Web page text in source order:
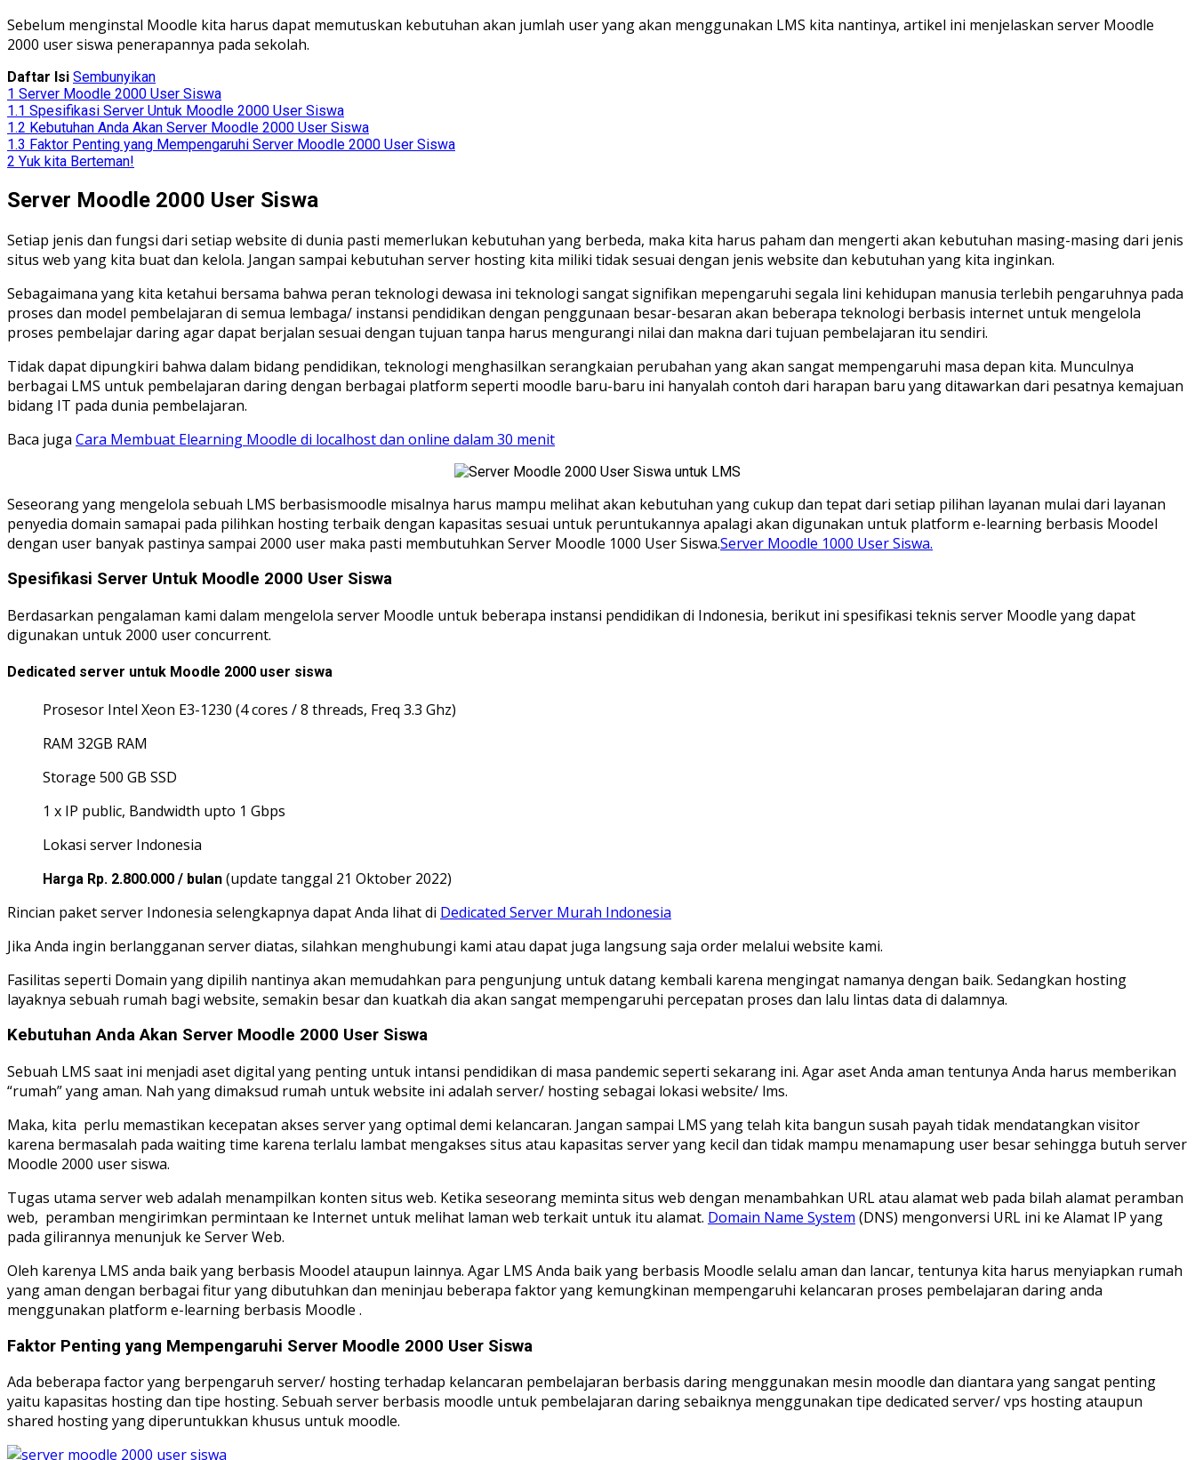
Sebelum menginstal Moodle kita harus dapat memutuskan kebutuhan akan jumlah user yang akan menggunakan LMS kita nantinya, artikel ini menjelaskan server Moodle
2000 user siswa penerapannya pada sekolah.
Daftar Isi Sembunyikan
1 Server Moodle 2000 User Siswa
1.1 Spesifikasi Server Untuk Moodle 2000 User Siswa
1.2 Kebutuhan Anda Akan Server Moodle 2000 User Siswa
1.3 Faktor Penting yang Mempengaruhi Server Moodle 2000 User Siswa
2 Yuk kita Berteman!
Server Moodle 2000 User Siswa
Setiap jenis dan fungsi dari setiap website di dunia pasti memerlukan kebutuhan yang berbeda, maka kita harus paham dan mengerti akan kebutuhan masing-masing dari jenis
situs web yang kita buat dan kelola. Jangan sampai kebutuhan server hosting kita miliki tidak sesuai dengan jenis website dan kebutuhan yang kita inginkan.
Sebagaimana yang kita ketahui bersama bahwa peran teknologi dewasa ini teknologi sangat signifikan mepengaruhi segala lini kehidupan manusia terlebih pengaruhnya pada
proses dan model pembelajaran di semua lembaga/ instansi pendidikan dengan penggunaan besar-besaran akan beberapa teknologi berbasis internet untuk mengelola
proses pembelajar daring agar dapat berjalan sesuai dengan tujuan tanpa harus mengurangi nilai dan makna dari tujuan pembelajaran itu sendiri.
Tidak dapat dipungkiri bahwa dalam bidang pendidikan, teknologi menghasilkan serangkaian perubahan yang akan sangat mempengaruhi masa depan kita. Munculnya
berbagai LMS untuk pembelajaran daring dengan berbagai platform seperti moodle baru-baru ini hanyalah contoh dari harapan baru yang ditawarkan dari pesatnya kemajuan
bidang IT pada dunia pembelajaran.
Baca juga Cara Membuat Elearning Moodle di localhost dan online dalam 30 menit
Seseorang yang mengelola sebuah LMS berbasismoodle misalnya harus mampu melihat akan kebutuhan yang cukup dan tepat dari setiap pilihan layanan mulai dari layanan
penyedia domain samapai pada pilihkan hosting terbaik dengan kapasitas sesuai untuk peruntukannya apalagi akan digunakan untuk platform e-learning berbasis Moodel
dengan user banyak pastinya sampai 2000 user maka pasti membutuhkan Server Moodle 1000 User Siswa.Server Moodle 1000 User Siswa.
Spesifikasi Server Untuk Moodle 2000 User Siswa
Berdasarkan pengalaman kami dalam mengelola server Moodle untuk beberapa instansi pendidikan di Indonesia, berikut ini spesifikasi teknis server Moodle yang dapat
digunakan untuk 2000 user concurrent.
Dedicated server untuk Moodle 2000 user siswa
Prosesor Intel Xeon E3-1230 (4 cores / 8 threads, Freq 3.3 Ghz)
RAM 32GB RAM
Storage 500 GB SSD
1 x IP public, Bandwidth upto 1 Gbps
Lokasi server Indonesia
Harga Rp. 2.800.000 / bulan (update tanggal 21 Oktober 2022)
Rincian paket server Indonesia selengkapnya dapat Anda lihat di Dedicated Server Murah Indonesia
Jika Anda ingin berlangganan server diatas, silahkan menghubungi kami atau dapat juga langsung saja order melalui website kami.
Fasilitas seperti Domain yang dipilih nantinya akan memudahkan para pengunjung untuk datang kembali karena mengingat namanya dengan baik. Sedangkan hosting
layaknya sebuah rumah bagi website, semakin besar dan kuatkah dia akan sangat mempengaruhi percepatan proses dan lalu lintas data di dalamnya.
Kebutuhan Anda Akan Server Moodle 2000 User Siswa
Sebuah LMS saat ini menjadi aset digital yang penting untuk intansi pendidikan di masa pandemic seperti sekarang ini. Agar aset Anda aman tentunya Anda harus memberikan
“rumah” yang aman. Nah yang dimaksud rumah untuk website ini adalah server/ hosting sebagai lokasi website/ lms.
Maka, kita perlu memastikan kecepatan akses server yang optimal demi kelancaran. Jangan sampai LMS yang telah kita bangun susah payah tidak mendatangkan visitor
karena bermasalah pada waiting time karena terlalu lambat mengakses situs atau kapasitas server yang kecil dan tidak mampu menamapung user besar sehingga butuh server
Moodle 2000 user siswa.
Tugas utama server web adalah menampilkan konten situs web. Ketika seseorang meminta situs web dengan menambahkan URL atau alamat web pada bilah alamat peramban
web, peramban mengirimkan permintaan ke Internet untuk melihat laman web terkait untuk itu alamat. Domain Name System (DNS) mengonversi URL ini ke Alamat IP yang
pada gilirannya menunjuk ke Server Web.
Oleh karenya LMS anda baik yang berbasis Moodel ataupun lainnya. Agar LMS Anda baik yang berbasis Moodle selalu aman dan lancar, tentunya kita harus menyiapkan rumah
yang aman dengan berbagai fitur yang dibutuhkan dan meninjau beberapa faktor yang kemungkinan mempengaruhi kelancaran proses pembelajaran daring anda
menggunakan platform e-learning berbasis Moodle .
Faktor Penting yang Mempengaruhi Server Moodle 2000 User Siswa
Ada beberapa factor yang berpengaruh server/ hosting terhadap kelancaran pembelajaran berbasis daring menggunakan mesin moodle dan diantara yang sangat penting
yaitu kapasitas hosting dan tipe hosting. Sebuah server berbasis moodle untuk pembelajaran daring sebaiknya menggunakan tipe dedicated server/ vps hosting ataupun
shared hosting yang diperuntukkan khusus untuk moodle.